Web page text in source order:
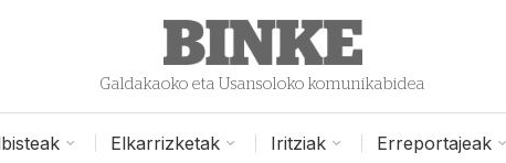
Galdakaoko eta Usansoloko komunikabidea
Elkarrizketak Iritziak Erreportajeak